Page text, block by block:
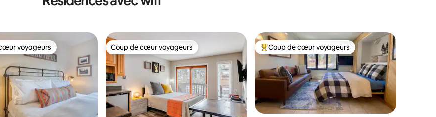
voyageurs les plus appréciés
voyageurs Coup de cœur voyageurs
Coup de cœur voyageurs Coups de cœur voyageurs les plus appréciés
Coup de cœur voyageurs